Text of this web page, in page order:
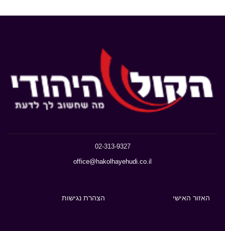
02-313-9327
office@hakolhayehudi.co.il
האזור האישי הצהרת נגישות